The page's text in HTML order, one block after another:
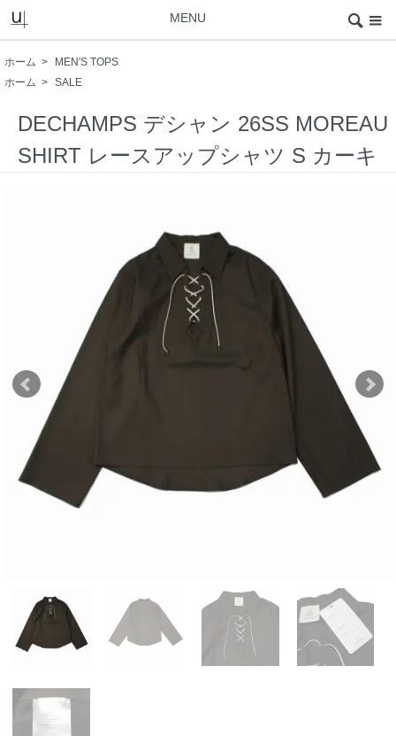
MENU
ホーム >
MEN'S TOPS
ホーム > SALE
DECHAMPS デシャン 26SS MOREAU
SHIRT レースアップシャツ S カーキ